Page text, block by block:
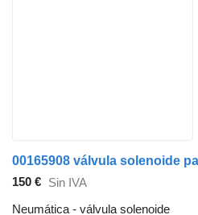
00165908 válvula solenoide
150 € Sin IVA
Neumática - válvula solenoide